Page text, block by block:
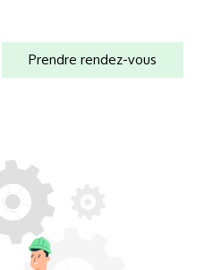
Prendre rendez-vous